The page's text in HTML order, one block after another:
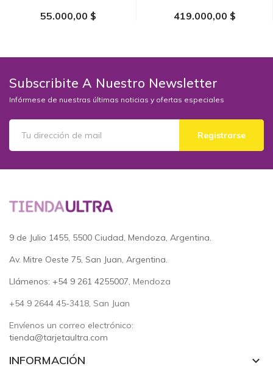
55.000,00 $ 419.000,00 $
Subscribite A Nuestro Newsletter
Infórmese de nuestras últimas noticias y ofertas especiales
Registrarse
9 de Julio 1455, 5500 Ciudad, Mendoza, Argentina.
Av. Mitre Oeste 75, San Juan, Argentina.
Llámenos: +54 9 261 4255007, Mendoza
+54 9 2644 45-3418, San Juan
Envíenos un correo electrónico:
tienda@tarjetaultra.com
INFORMACIÓN keyboard_arrow_down